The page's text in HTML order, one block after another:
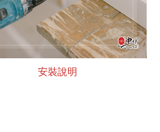
安裝說明